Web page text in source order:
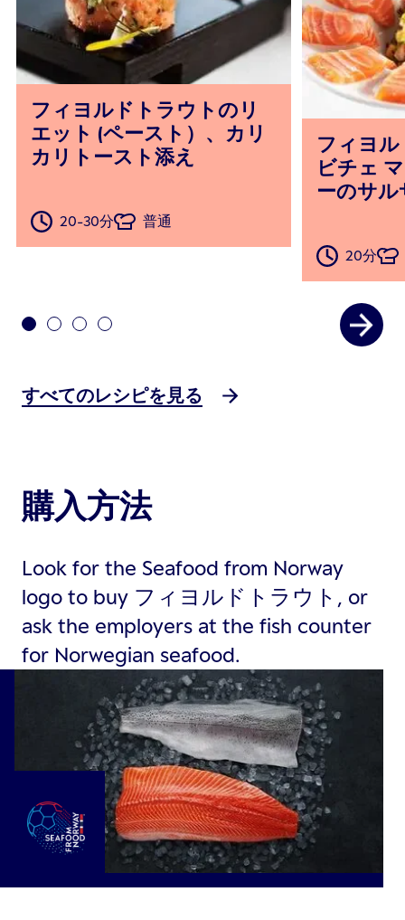
フィヨルドトラウトのリ
エット (ペースト）、カリ
カリトースト添え
20-30分 普通
フィヨ
ビチェ
ーのサル
20分
すべてのレシピを見る
購入方法
Look for the Seafood from Norway
logo to buy フィヨルドトラウト, or
ask the employers at the fish counter
for Norwegian seafood.